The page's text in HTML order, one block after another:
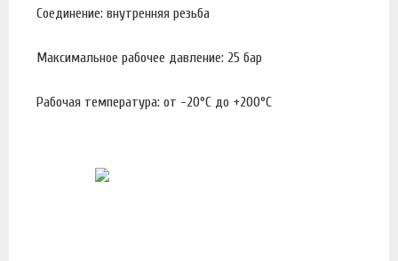
Соединение: внутренняя резьба
Максимальное рабочее давление: 25 бар
Рабочая температура: от -20°С до +200°С